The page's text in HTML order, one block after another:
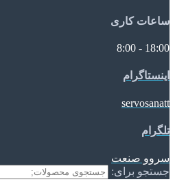
ساعات کاری
18:00 - 8:00
اینستاگرام
servosanatt
تلگرام
سروو صنعت
جستجو برای: